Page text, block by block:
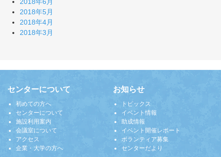
2018年6月
2018年5月
2018年4月
2018年3月
センターについて
初めての方へ
センターについて
施設利用案内
会議室について
アクセス
企業・大学の方へ
お知らせ
トピックス
イベント情報
助成情報
イベント開催レポート
ボランティア募集
センターだより